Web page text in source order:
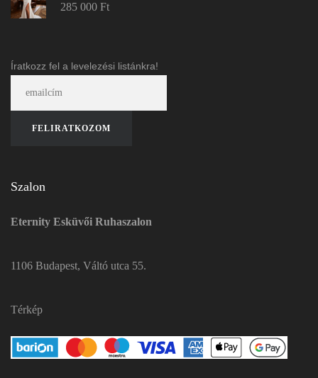
285 000 Ft
Íratkozz fel a levelezési listánkra!
Szalon
Eternity Esküvői Ruhaszalon
1106 Budapest, Váltó utca 55.
Térkép